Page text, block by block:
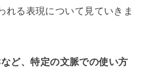
れる表現について見ていきま
ど、特定の文脈での使い方